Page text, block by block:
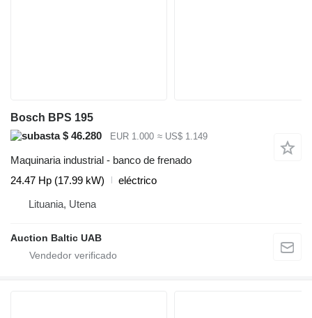
Bosch BPS 195
$ 46.280
EUR 1.000 ≈ US$ 1.149
Maquinaria industrial - banco de frenado
24.47 Hp (17.99 kW)
eléctrico
Lituania, Utena
Auction Baltic UAB